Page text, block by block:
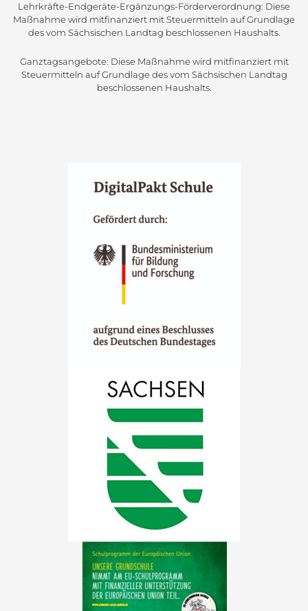
Lehrkräfte-Endgeräte-Ergänzungs-Förderverordnung: Diese
Maßnahme wird mitfinanziert mit Steuermitteln auf Grundlage
des vom Sächsischen Landtag beschlossenen Haushalts.
Ganztagsangebote: Diese Maßnahme wird mitfinanziert mit
Steuermitteln auf Grundlage des vom Sächsischen Landtag
beschlossenen Haushalts.